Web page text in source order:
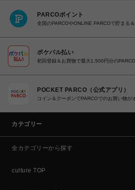
PARCOポイント
全国のPARCOやONLINE PARCOで貯まる
ポケパル払い
初回登録＆お買物で最大1,500円分の
POCKET PARCO（公式アプリ）
コイン＆クーポンでPARCOでのお買い物が
カテゴリー
全カテゴリーから探す
culture TOP